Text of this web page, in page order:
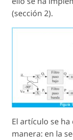
(sección 2).
El artículo se
manera: en la